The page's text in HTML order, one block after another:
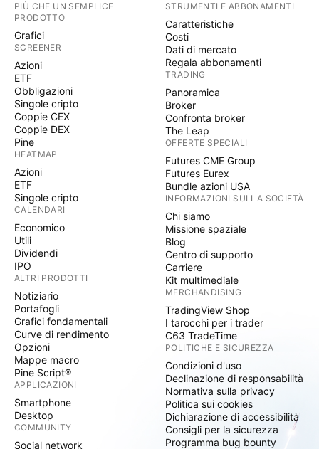
PIÙ CHE UN SEMPLICE
PRODOTTO
Grafici
SCREENER
Azioni
ETF
Obbligazioni
Singole cripto
Coppie CEX
Coppie DEX
Pine
HEATMAP
Azioni
ETF
Singole cripto
CALENDARI
Economico
Utili
Dividendi
IPO
ALTRI PRODOTTI
Notiziario
Portafogli
Grafici fondamentali
Curve di rendimento
Opzioni
Mappe macro
Pine Script®
APPLICAZIONI
Smartphone
Desktop
COMMUNITY
Social network
STRUMENTI E ABBONAMENTI
Caratteristiche
Costi
Dati di mercato
Regala abbonamenti
TRADING
Panoramica
Broker
Confronta broker
The Leap
OFFERTE SPECIALI
Futures CME Group
Futures Eurex
Bundle azioni USA
INFORMAZIONI SULLA SOCIETÀ
Chi siamo
Missione spaziale
Blog
Centro di supporto
Carriere
Kit multimediale
MERCHANDISING
TradingView Shop
I tarocchi per i trader
C63 TradeTime
POLITICHE E SICUREZZA
Condizioni d'uso
Declinazione di responsabilità
Normativa sulla privacy
Politica sui cookies
Dichiarazione di accessibilità
Consigli per la sicurezza
Programma bug bounty